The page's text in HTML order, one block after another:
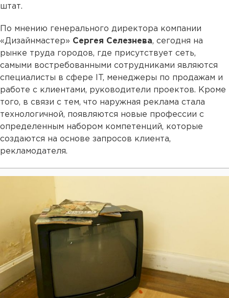
штат.
По мнению генерального директора компании
«Дизайнмастер» Сергея Селезнева, сегодня на
рынке труда городов, где присутствует сеть,
самыми востребованными сотрудниками являются
специалисты в сфере IT, менеджеры по продажам и
работе с клиентами, руководители проектов. Кроме
того, в связи с тем, что наружная реклама стала
технологичной, появляются новые профессии с
определенным набором компетенций, которые
создаются на основе запросов клиента,
рекламодателя.